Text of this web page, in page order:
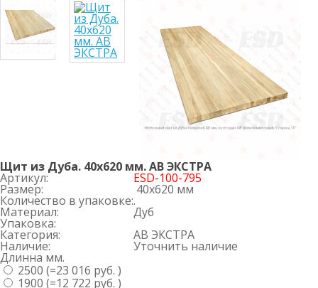
Щит из Дуба. 40х620 мм. AB ЭКСТРА
Артикул: ESD-100-795
Размер: 40х620 мм
Количество в упаковке:.
Материал: Дуб
Упаковка:
Категория: AB ЭКСТРА
Наличие: Уточнить наличие
Длинна мм.
2500 (=23 016 руб. )
1900 (=12 722 руб. )